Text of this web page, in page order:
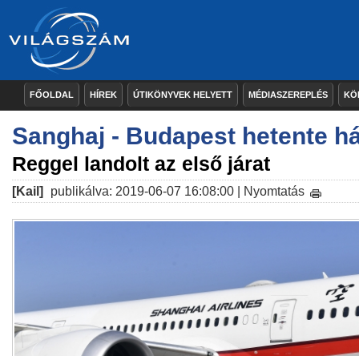
FŐOLDAL HÍREK ÚTIKÖNYVEK HELYETT MÉDIASZEREPLÉS
Sanghaj - Budapest hetente
Reggel landolt az első járat
[Kail] publikálva: 2019-06-07 16:08:00 | Nyomtatás